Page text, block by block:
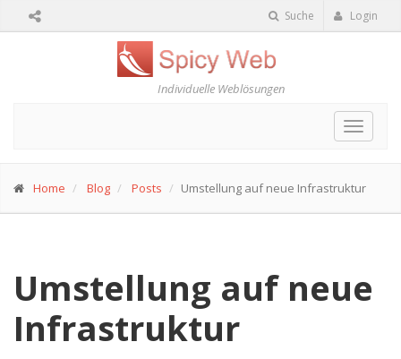
Suche Login
Individuelle Weblösungen
Toggle
Home Blog Posts Umstellung auf neue Infrastruktur
Umstellung auf neue
Infrastruktur